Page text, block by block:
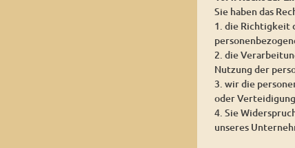
Sie haben das
1. die Richtigkeit
2. die
Nutzung der
3. wir die
oder
4. Sie
unseres